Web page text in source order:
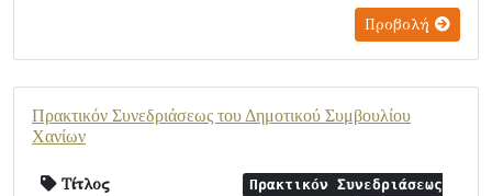
Προβολή
Πρακτικόν Συνεδριάσεως του Δημοτικού Συμβουλίου
Χανίων
Τίτλος
Πρακτικόν Συνεδριάσεως